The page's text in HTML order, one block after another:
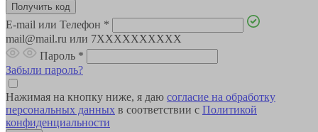
E-mail или Телефон *
mail@mail.ru или 7XXXXXXXXXX
Пароль *
Забыли пароль?
Нажимая на кнопку ниже, я даю согласие на обработку
персональных данных в соответствии с Политикой
конфиденциальности